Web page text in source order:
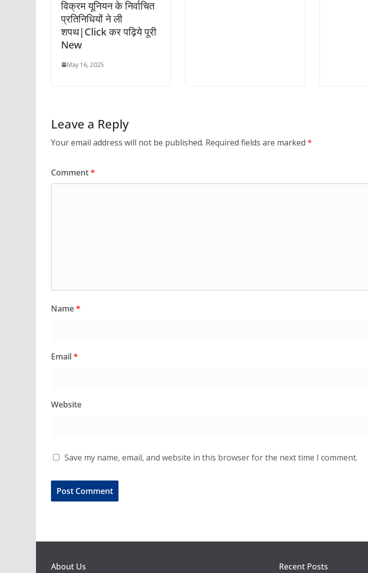
विक्रम यूनियन के निर्वाचित
प्रतिनिधियों ने ली
शपथ|Click कर पढ़िये पूरी
New
May 16, 2025
Leave a Reply
Your email address will not be published. Required fields are marked *
Comment*
Name*
Email*
Website
Save my name, email, and website in this browser for the next time I comment.
About Us Recent Posts